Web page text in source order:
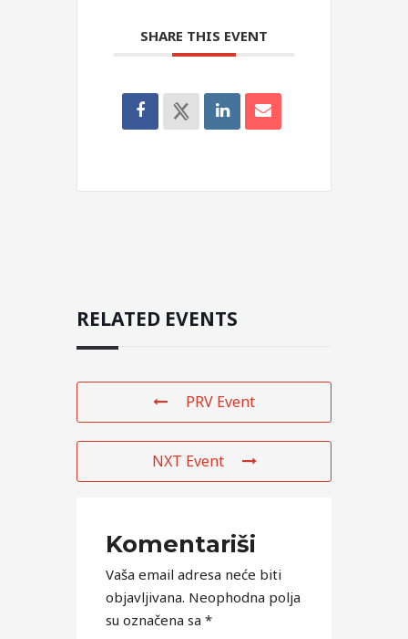
SHARE THIS EVENT
RELATED EVENTS
PRV Event
NXT Event
Komentariši
Vaša email adresa neće biti
objavljivana. Neophodna polja
su označena sa*